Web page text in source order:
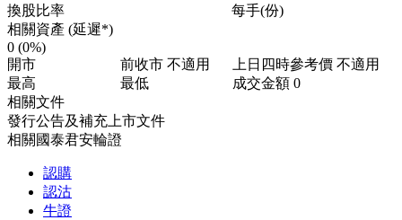
換股比率
每手(份)
相關資產 (延遲*)
0 (0%)
開市
前收市 不適用 上日四時參考價 不適用
最高
最低 成交金額 0
相關文件
發行公告及補充上市文件
相關國泰君安輪證
認購
認沽
牛證